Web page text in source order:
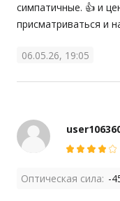
симпатичные. 👍 и
присматриваться и
06.05.26, 19:05
Оптическая сила: -